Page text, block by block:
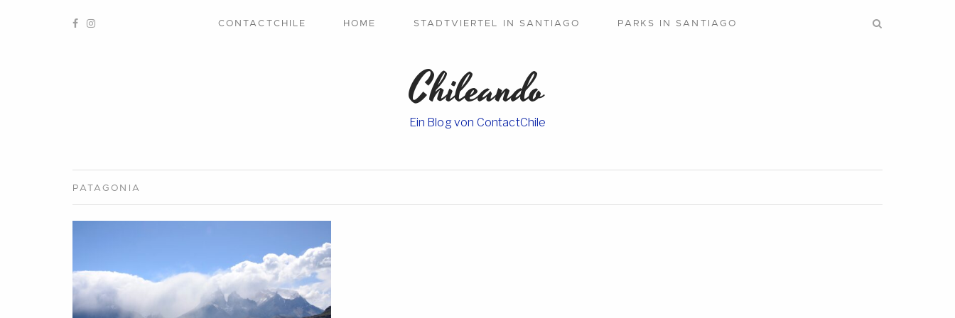
CONTACTCHILE HOME STADTVIERTEL IN SANTIAGO PARKS IN SANTIAGO
Chileando
Ein Blog von ContactChile
PATAGONIA